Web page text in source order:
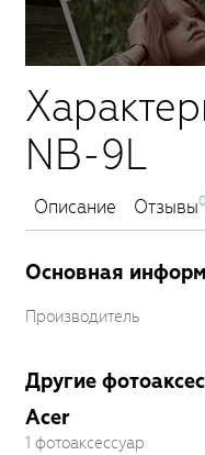
NB-9L
Описание Отзывы0
Основная
Производитель
Другие
Acer
1 фотоаксессуар